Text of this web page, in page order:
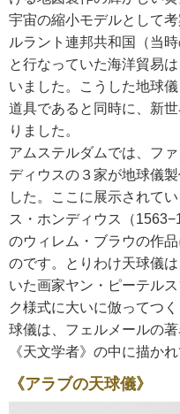
宇宙の縮小モデルとして
ルラント連邦共和国（当
と行なっていた海洋貿易
いました。こうした地球
道具であると同時に、新
りました。
アムステルダムでは、フ
ディウスの３家が地球儀
した。ここに展示されて
ス・ホンディウス（
のウィレム・ブラウの作
のです。とりわけ天球儀
いた画家ヤン・ピーテル
ク様式に大いに倣ってつ
球儀は、フェルメールの
《天文学者》の中に描か
《アラブの天球儀》